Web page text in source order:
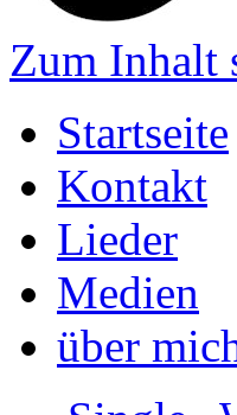
Zum Inhalt
Startseite
Kontakt
Lieder
Medien
über